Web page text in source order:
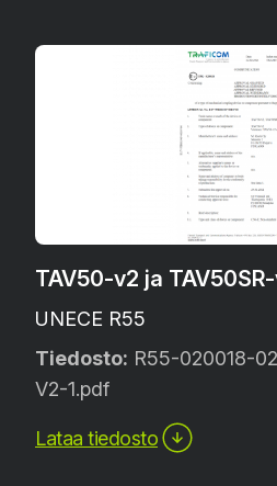
TAV50-v2 ja
UNECE R55
Tiedosto: R55-020018-
V2-1.pdf
Lataa tiedosto